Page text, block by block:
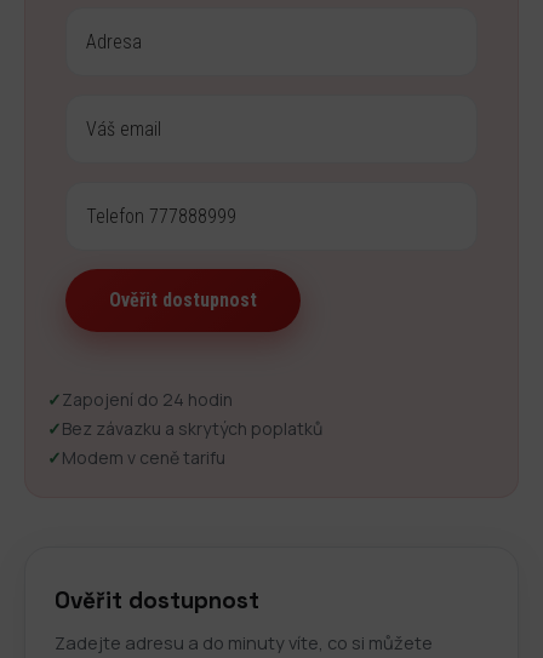
✓Zapojení do 24 hodin
✓Bez závazku a skrytých poplatků
✓Modem v ceně tarifu
Ověřit dostupnost
Zadejte adresu a do minuty víte, co si můžete